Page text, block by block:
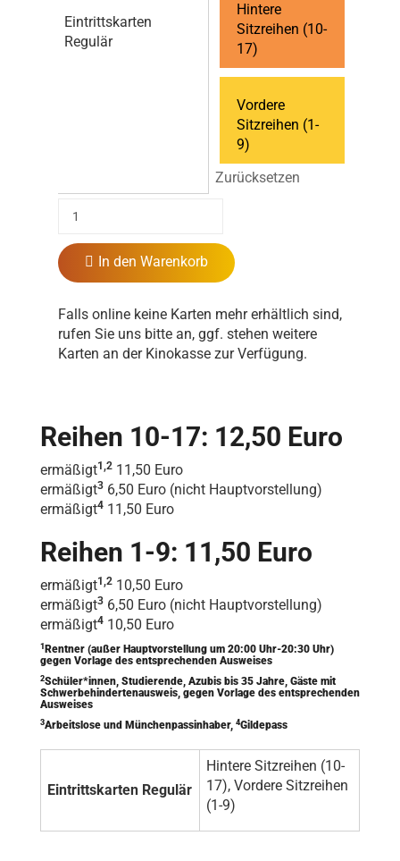
Eintrittskarten
Regulär
Hintere
Sitzreihen (10-
17)
Vordere
Sitzreihen (1-
9)
Zurücksetzen
In den Warenkorb
Falls online keine Karten mehr erhältlich sind,
rufen Sie uns bitte an, ggf. stehen weitere
Karten an der Kinokasse zur Verfügung.
Reihen 10-17: 12,50 Euro
ermäßigt1,2 11,50 Euro
ermäßigt3 6,50 Euro (nicht Hauptvorstellung)
ermäßigt4 11,50 Euro
Reihen 1-9: 11,50 Euro
ermäßigt1,2 10,50 Euro
ermäßigt3 6,50 Euro (nicht Hauptvorstellung)
ermäßigt4 10,50 Euro
1 Rentner (außer Hauptvorstellung um 20:00 Uhr-20:30 Uhr)
gegen Vorlage des entsprechenden Ausweises
2Schüler*innen, Studierende, Azubis bis 35 Jahre, Gäste mit
Schwerbehindertenausweis, gegen Vorlage des entsprechenden
Ausweises
3Arbeitslose und Münchenpassinhaber, 4Gildepass
Eintrittskarten Regulär
Hintere Sitzreihen (10-
17), Vordere Sitzreihen
(1-9)